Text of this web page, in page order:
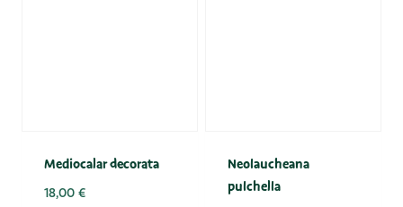
Mediocalar decorata
18,00 €
Neolaucheana
pulchella